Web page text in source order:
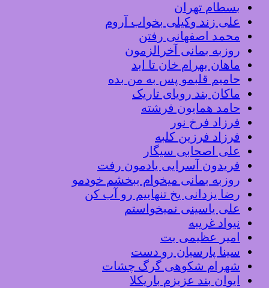
بسطام تهران
علی زند وکیلی بخواب آروم
محمد اصفهانی رفتن
روزبه بمانی آخرالزمون
ماهان بهرام خان تا ابد
حامیم قلبمو پس به من بده
ماکان بند رویای تاریک
حامد همایون فرشته
فرزاد فرخ نور
فرزاد فرزین کلبه
علی اصحابی سیگار
فریدون آسرایی یادمون رفت
روزبه بمانی میخوام ببخشم خودمو
رضا یزدانی یخ تنهاییم رو آب کن
علی یاسینی نمیخواستم
نیواد غریبه
امیر عظیمی بت
سینا پارسیان رو دست
شهرام شکوهی گرگ چشات
ایوان بند عزیزم باریکلا